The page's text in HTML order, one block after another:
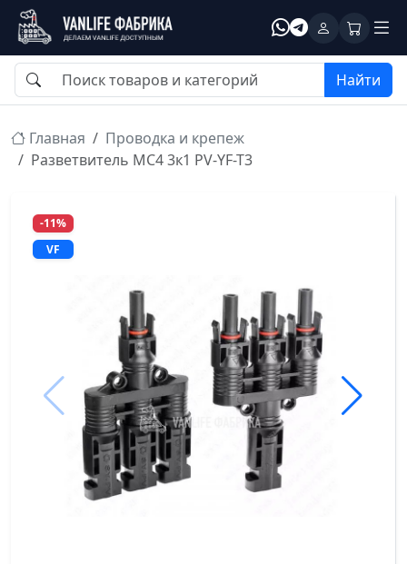
Найти
Главная
Проводка и крепеж
Разветвитель МС4 3к1 PV-YF-T3
-11%
VF